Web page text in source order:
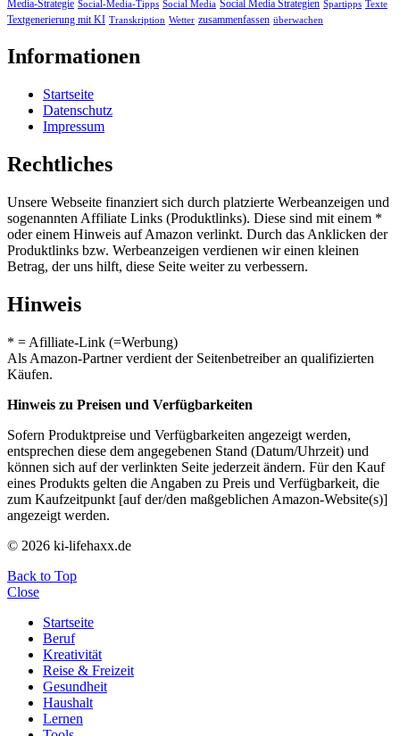
Media-Strategie Social-Media-Tipps Social Media Social Media Strategien Spartipps Texte
Textgenerierung mit KI Transkription Wetter zusammenfassen überwachen
Informationen
Startseite
Datenschutz
Impressum
Rechtliches
Unsere Webseite finanziert sich durch platzierte Werbeanzeigen und
sogenannten Affiliate Links (Produktlinks). Diese sind mit einem *
oder einem Hinweis auf Amazon verlinkt. Durch das Anklicken der
Produktlinks bzw. Werbeanzeigen verdienen wir einen kleinen
Betrag, der uns hilft, diese Seite weiter zu verbessern.
Hinweis
* = Afilliate-Link (=Werbung)
Als Amazon-Partner verdient der Seitenbetreiber an qualifizierten
Käufen.
Hinweis zu Preisen und Verfügbarkeiten
Sofern Produktpreise und Verfügbarkeiten angezeigt werden,
entsprechen diese dem angegebenen Stand (Datum/Uhrzeit) und
können sich auf der verlinkten Seite jederzeit ändern. Für den Kauf
eines Produkts gelten die Angaben zu Preis und Verfügbarkeit, die
zum Kaufzeitpunkt [auf der/den maßgeblichen Amazon-Website(s)]
angezeigt werden.
© 2026 ki-lifehaxx.de
Back to Top
Close
Startseite
Beruf
Kreativität
Reise & Freizeit
Gesundheit
Haushalt
Lernen